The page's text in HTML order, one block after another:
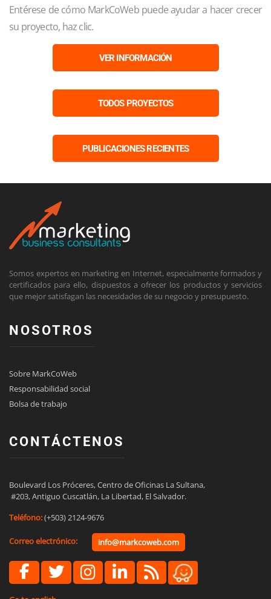
Entérese de cómo MarkCoWeb puede ayudar a hacer crecer
su proyecto, haz clic.
VER INFORMACIÓN
TODOS PROYECTOS
PUBLICACIONES RECIENTES
Somos expertos en marketing en Internet, especialmente formados y
certificados para ello, dispuestos a ofrecer los productos y servicios
que mejor satisfagan las necesidades de su negocio y presupuesto.
NOSOTROS
Sobre MarkCoWeb
Responsabilidad social
Bolsa de trabajo
CONTÁCTENOS
Boulevard Los Próceres, Centro de Oficinas La Sultana,
#203, Antiguo Cuscatlán, La Libertad, El Salvador.
Teléfono:(+503) 2124-9676
Correo electrónico: info@markcoweb.com